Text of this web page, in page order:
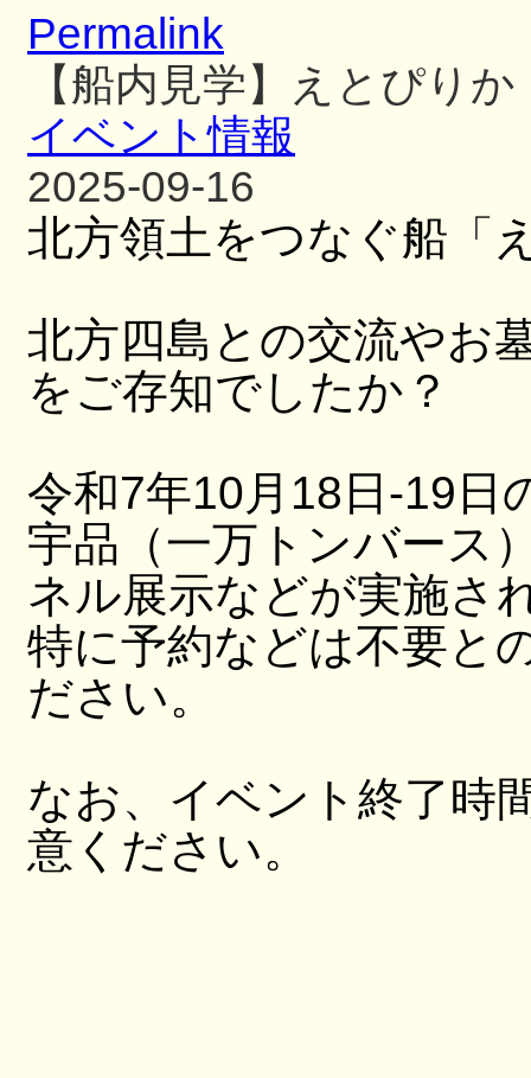
Permalink
【船内見学】えとぴりか
イベント情報
2025-09-16
北方領土をつなぐ船「
北方四島との交流やお
をご存知でしたか？
令和7年10月18日-19日
宇品（一万トンバース
ネル展示などが実施さ
特に予約などは不要と
ださい。
なお、イベント終了時
意ください。